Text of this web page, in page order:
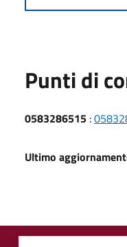
Punti di
0583286515 :
Ultimo